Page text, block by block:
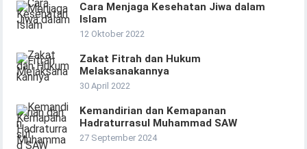
Cara Menjaga Kesehatan Jiwa dalam
Islam
12 Oktober 2022
Zakat Fitrah dan Hukum
Melaksanakannya
30 April 2022
Kemandirian dan Kemapanan
Hadraturrasul Muhammad SAW
27 September 2024